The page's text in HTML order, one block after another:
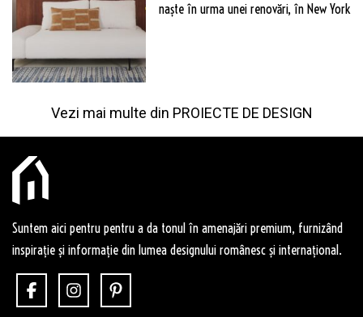
naște în urma unei renovări, în New York
Vezi mai multe din PROIECTE DE DESIGN
Suntem aici pentru pentru a da tonul în amenajări premium, furnizând
inspirație și informație din lumea designului românesc și internațional.